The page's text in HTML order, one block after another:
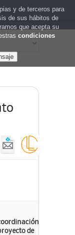
de
y de terceros para
de sus hábitos de
que acepta su
condiciones